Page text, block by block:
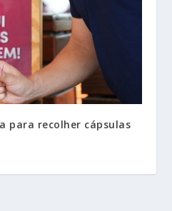
para recolher cápsulas